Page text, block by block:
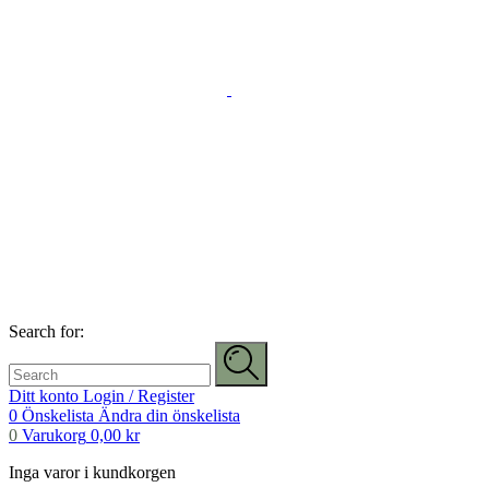
Search for:
Ditt konto Login / Register
0 Önskelista Ändra din önskelista
0 Varukorg 0,00 kr
Inga varor i kundkorgen